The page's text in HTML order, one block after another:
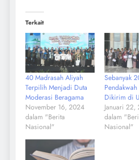
Terkait
40 Madrasah Aliyah
Terpilih Menjadi Duta
Moderasi Beragama
November 16, 2024
dalam "Berita
Nasional"
Sebanyak
Dikirim di
Januari 22,
dalam
Nasional"